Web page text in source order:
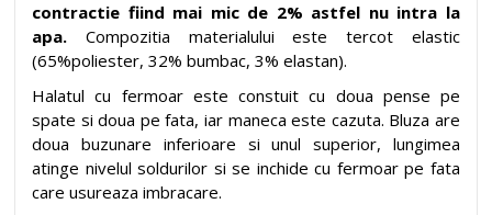
contractie fiind mai mic de 2% astfel nu intra la
apa. Compozitia materialului este tercot elastic
(65%poliester, 32% bumbac, 3% elastan).
Halatul cu fermoar este constuit cu doua pense pe
spate si doua pe fata, iar maneca este cazuta. Bluza are
doua buzunare inferioare si unul superior, lungimea
atinge nivelul soldurilor si se inchide cu fermoar pe fata
care usureaza imbracare.